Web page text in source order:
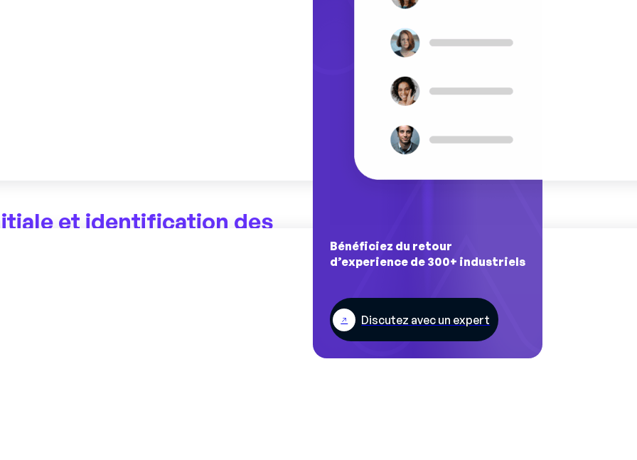
alignant les
votre usine, vous optimisez non
de travail où chaque individu
et identification des
actuel de votre équipe
stratégie efficace de gestion des
le point de départ. Des
Bénéficiez du retour
d’experience de 300+ industriels
Discutez avec un expert